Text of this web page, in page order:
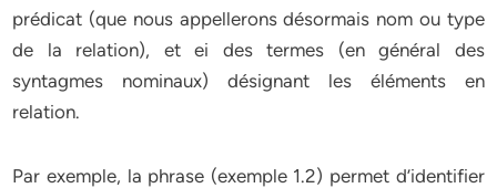
prédicat (que nous appellerons désormais nom ou type
de la relation), et ei des termes (en général des
syntagmes nominaux) désignant les éléments en
relation.
Par exemple, la phrase (exemple 1.2) permet d’identifier